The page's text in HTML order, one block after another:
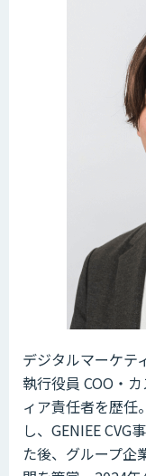
デジタルマーケテ
執行役員 COO・
ィア責任者を歴任
し、GENIEE CVG
た後、グループ企